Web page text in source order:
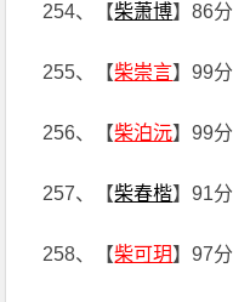
254、【柴萧博】86分
255、【柴崇言】99分
256、【柴泊沅】99分
257、【柴春楷】91分
258、【柴可玥】97分